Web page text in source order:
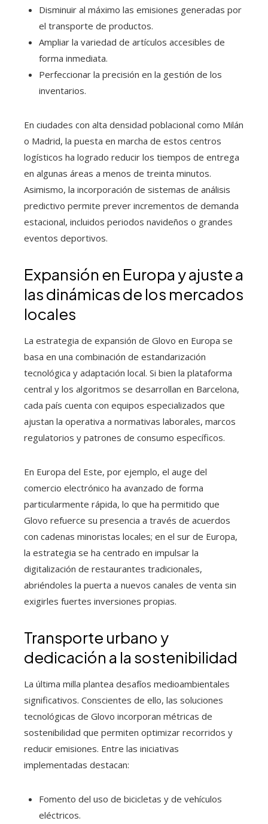
Disminuir al máximo las emisiones generadas por
el transporte de productos.
Ampliar la variedad de artículos accesibles de
forma inmediata.
Perfeccionar la precisión en la gestión de los
inventarios.
En ciudades con alta densidad poblacional como Milán
o Madrid, la puesta en marcha de estos centros
logísticos ha logrado reducir los tiempos de entrega
en algunas áreas a menos de treinta minutos.
Asimismo, la incorporación de sistemas de análisis
predictivo permite prever incrementos de demanda
estacional, incluidos periodos navideños o grandes
eventos deportivos.
Expansión en Europa y ajuste a
las dinámicas de los mercados
locales
La estrategia de expansión de Glovo en Europa se
basa en una combinación de estandarización
tecnológica y adaptación local. Si bien la plataforma
central y los algoritmos se desarrollan en Barcelona,
cada país cuenta con equipos especializados que
ajustan la operativa a normativas laborales, marcos
regulatorios y patrones de consumo específicos.
En Europa del Este, por ejemplo, el auge del
comercio electrónico ha avanzado de forma
particularmente rápida, lo que ha permitido que
Glovo refuerce su presencia a través de acuerdos
con cadenas minoristas locales; en el sur de Europa,
la estrategia se ha centrado en impulsar la
digitalización de restaurantes tradicionales,
abriéndoles la puerta a nuevos canales de venta sin
exigirles fuertes inversiones propias.
Transporte urbano y
dedicación a la sostenibilidad
La última milla plantea desafíos medioambientales
significativos. Conscientes de ello, las soluciones
tecnológicas de Glovo incorporan métricas de
sostenibilidad que permiten optimizar recorridos y
reducir emisiones. Entre las iniciativas
implementadas destacan:
Fomento del uso de bicicletas y de vehículos
eléctricos.